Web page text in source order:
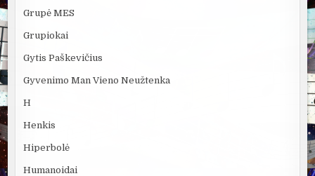
Grupė MES
Grupiokai
Gytis Paškevičius
Gyvenimo Man Vieno Neužtenka
H
Henkis
Hiperbolė
Humanoidai